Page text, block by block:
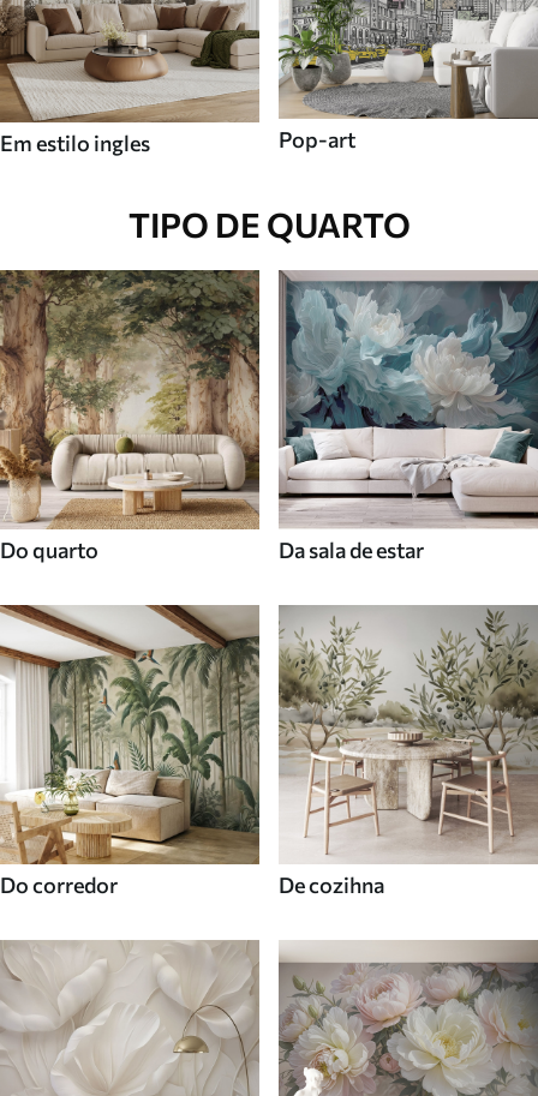
Em estilo ingles Pop-art
TIPO DE QUARTO
Do quarto Da sala de estar
Do corredor De cozihna